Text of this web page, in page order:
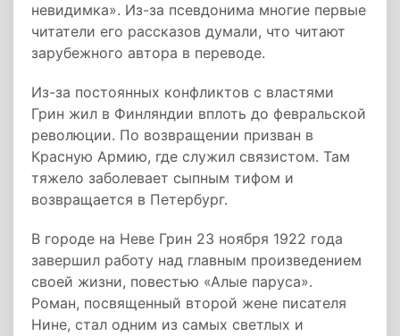
невидимка». Из-за псевдонима многие первые
читатели его рассказов думали, что читают
зарубежного автора в переводе.
Из-за постоянных конфликтов с властями
Грин жил в Финляндии вплоть до февральской
революции. По возвращении призван в
Красную Армию, где служил связистом. Там
тяжело заболевает сыпным тифом и
возвращается в Петербург.
В городе на Неве Грин 23 ноября 1922 года
завершил работу над главным произведением
своей жизни, повестью «Алые паруса».
Роман, посвященный второй жене писателя
Нине, стал одним из самых светлых и